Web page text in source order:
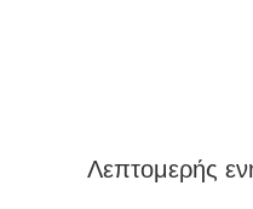
Λεπτομερής